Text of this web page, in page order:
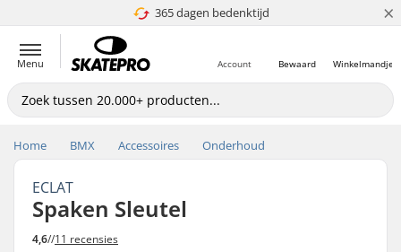
365 dagen bedenktijd
4.8 van 5 ×
Menu Winkelmandje
Bewaard
Account
Home BMX Accessoires Onderhoud
ECLAT
Spaken Sleutel
4,6//11 recensies